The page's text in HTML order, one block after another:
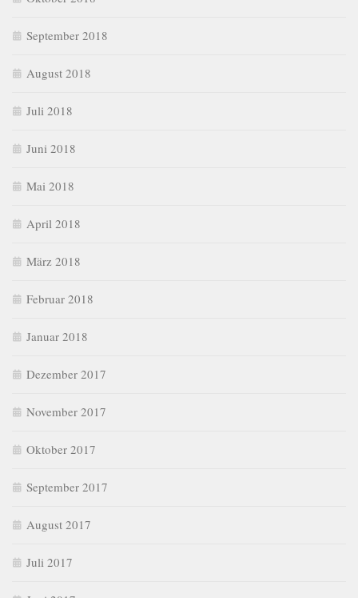
September 2018
August 2018
Juli 2018
Juni 2018
Mai 2018
April 2018
März 2018
Februar 2018
Januar 2018
Dezember 2017
November 2017
Oktober 2017
September 2017
August 2017
Juli 2017